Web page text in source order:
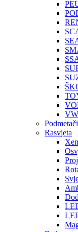
VW
Rasvjeta